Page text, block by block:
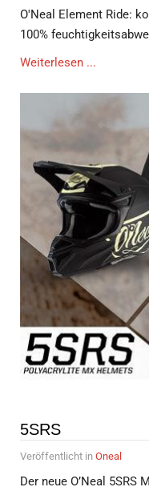
O'Neal Element Ride:
100%
Weiterlesen ...
5SRS
Veröffentlicht in Oneal
Der neue O’Neal